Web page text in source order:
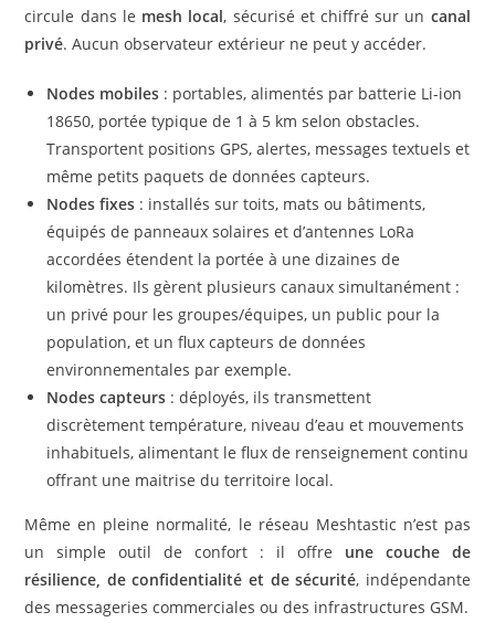
circule dans le mesh local, sécurisé et chiffré sur un canal
privé. Aucun observateur extérieur ne peut y accéder.
Nodes mobiles : portables, alimentés par batterie Li-ion
18650, portée typique de 1 à 5 km selon obstacles.
Transportent positions GPS, alertes, messages textuels et
même petits paquets de données capteurs.
Nodes fixes : installés sur toits, mats ou bâtiments,
équipés de panneaux solaires et d’antennes LoRa
accordées étendent la portée à une dizaines de
kilomètres. Ils gèrent plusieurs canaux simultanément :
un privé pour les groupes/équipes, un public pour la
population, et un flux capteurs de données
environnementales par exemple.
Nodes capteurs : déployés, ils transmettent
discrètement température, niveau d’eau et mouvements
inhabituels, alimentant le flux de renseignement continu
offrant une maitrise du territoire local.
Même en pleine normalité, le réseau Meshtastic n’est pas
un simple outil de confort : il offre une couche de
résilience, de confidentialité et de sécurité, indépendante
des messageries commerciales ou des infrastructures GSM.